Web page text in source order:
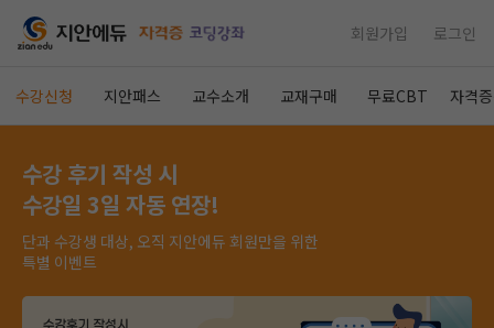
회원가입 로그인
수강신청 지안패스 교수소개 교재구매 무료CBT 자격
수강 후기 작성 시
수강일 3일 자동 연장!
단과 수강생 대상, 오직 지안에듀 회원만을 위한
특별 이벤트